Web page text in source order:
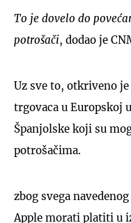
To je dovelo do
potrošači, dodao je
Uz sve to, otkriveno
trgovaca u Europskoj
Španjolske koji su
potrošačima.
zbog svega
Apple morati platiti u